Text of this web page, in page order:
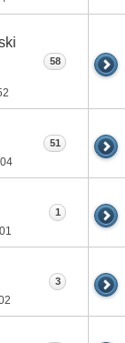
58
51
1
3